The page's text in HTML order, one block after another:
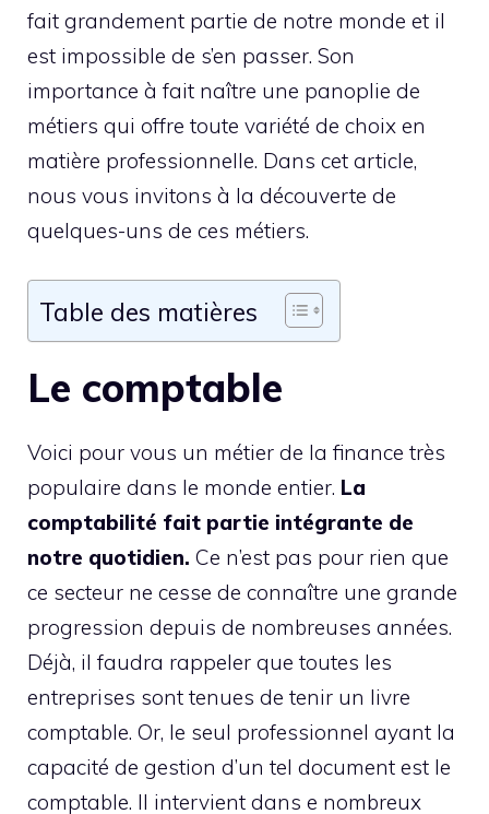
fait grandement partie de notre monde et il
est impossible de s’en passer. Son
importance à fait naître une panoplie de
métiers qui offre toute variété de choix en
matière professionnelle. Dans cet article,
nous vous invitons à la découverte de
quelques-uns de ces métiers.
Table des matières
Le comptable
Voici pour vous un métier de la finance très
populaire dans le monde entier. La
comptabilité fait partie intégrante de
notre quotidien. Ce n’est pas pour rien que
ce secteur ne cesse de connaître une grande
progression depuis de nombreuses années.
Déjà, il faudra rappeler que toutes les
entreprises sont tenues de tenir un livre
comptable. Or, le seul professionnel ayant la
capacité de gestion d’un tel document est le
comptable. Il intervient dans e nombreux